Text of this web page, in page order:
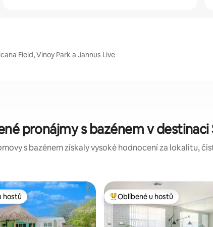
Field, Vinoy Park a Jannus Live
pronájmy s bazénem v
s bazénem získaly vysoké hodnocení za lokalitu,
Oblíbené u hostů
hostů Nejlepší v kategorii Oblíbené u
Oblíbené u hostů